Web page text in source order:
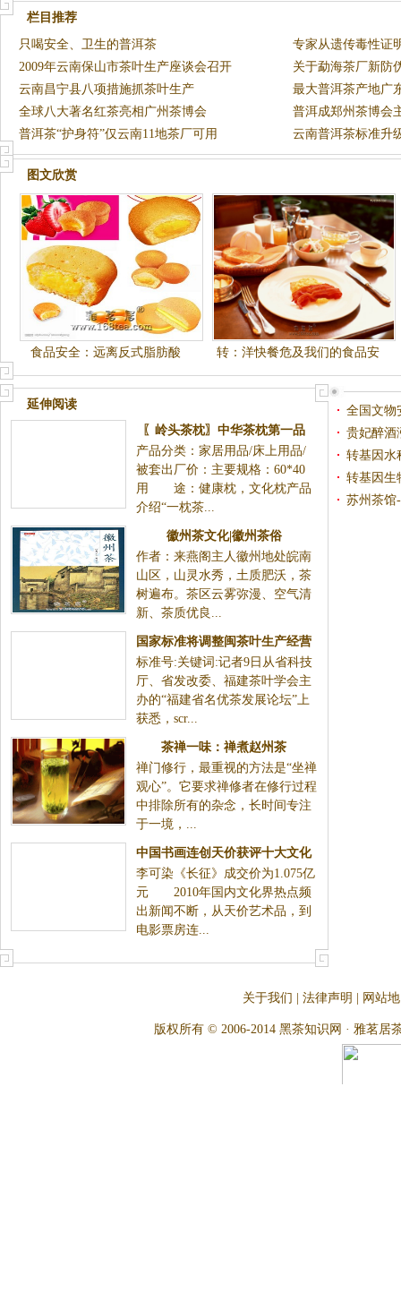
栏目推荐
只喝安全、卫生的普洱茶
专家从遗传毒性证
全性
2009年云南保山市茶叶生产座谈会召开
关于勐海茶厂新防
云南昌宁县八项措施抓茶叶生产
最大普洱茶产地广
全球八大著名红茶亮相广州茶博会
普洱成郑州茶博会
普洱茶“护身符”仅云南11地茶厂可用
云南普洱茶标准升
标生产
图文欣赏
食品安全：远离反式脂肪酸
转：洋快餐危及我们的食品安
全
延伸阅读
〖岭头茶枕〗中华茶枕第一品
牌，古山金叶茶枕有限公司专业
从事茶枕研发生产和销售！诚招
全国各地区代理商
产品分类：家居用品/床上用品/
被套出厂价：主要规格：60*40
用 途：健康枕，文化枕产品
介绍“一枕茶...
徽州茶文化|徽州茶俗
作者：来燕阁主人徽州地处皖南
山区，山灵水秀，土质肥沃，茶
树遍布。茶区云雾弥漫、空气清
新、茶质优良...
国家标准将调整闽茶叶生产经营
方式
标准号:关键词:记者9日从省科技
厅、省发改委、福建茶叶学会主
办的“福建省名优茶发展论坛”上
获悉，scr...
茶禅一味：禅煮赵州茶
禅门修行，最重视的方法是“坐禅
观心”。它要求禅修者在修行过程
中排除所有的杂念，长时间专注
于一境，...
中国书画连创天价获评十大文化
新闻
李可染《长征》成交价为1.075亿
元 2010年国内文化界热点频
出新闻不断，从天价艺术品，到
电影票房连...
全国文物
开
贵妃醉酒
转基因水
转基因生
苏州茶馆
关于我们 法律声明 网站
版权所有 © 2006-2014 黑茶知识网 · 雅茗居